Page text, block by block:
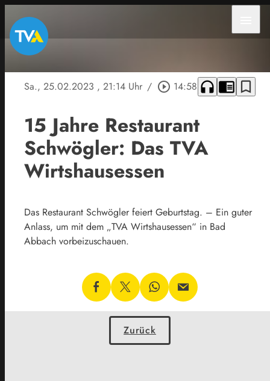
Sa., 25.02.2023 , 21:14 Uhr / play_circle_outline 14:58 headphones chrome_reader_mode bookmark_border
15 Jahre Restaurant
Schwögler: Das TVA
Wirtshausessen
Das Restaurant Schwögler feiert Geburtstag. – Ein guter
Anlass, um mit dem „TVA Wirtshausessen“ in Bad
Abbach vorbeizuschauen.
Zurück